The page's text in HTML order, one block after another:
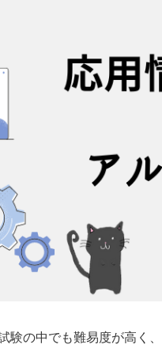
の中でも難易度が高く、